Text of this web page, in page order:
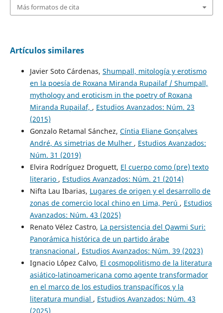
Más formatos de cita
Artículos similares
Javier Soto Cárdenas, Shumpall, mitología y erotismo
en la poesía de Roxana Miranda Rupailaf / Shumpall,
mythology and eroticism in the poetry of Roxana
Miranda Rupailaf, , Estudios Avanzados: Núm. 23
(2015)
Gonzalo Retamal Sánchez, Cíntia Eliane Gonçalves
André, As simetrias de Mulher , Estudios Avanzados:
Núm. 31 (2019)
Elvira Rodríguez Droguett, El cuerpo como (pre) texto
literario , Estudios Avanzados: Núm. 21 (2014)
Nifta Lau Ibarias, Lugares de origen y el desarrollo de
zonas de comercio local chino en Lima, Perú , Estudios
Avanzados: Núm. 43 (2025)
Renato Vélez Castro, La persistencia del Qawmi Suri:
Panorámica histórica de un partido árabe
transnacional , Estudios Avanzados: Núm. 39 (2023)
Ignacio L´ópez Calvo, El cosmopolitismo de la literatura
asiático-latinoamericana como agente transformador
en el marco de los estudios transpacíficos y la
literatura mundial , Estudios Avanzados: Núm. 43
(2025)